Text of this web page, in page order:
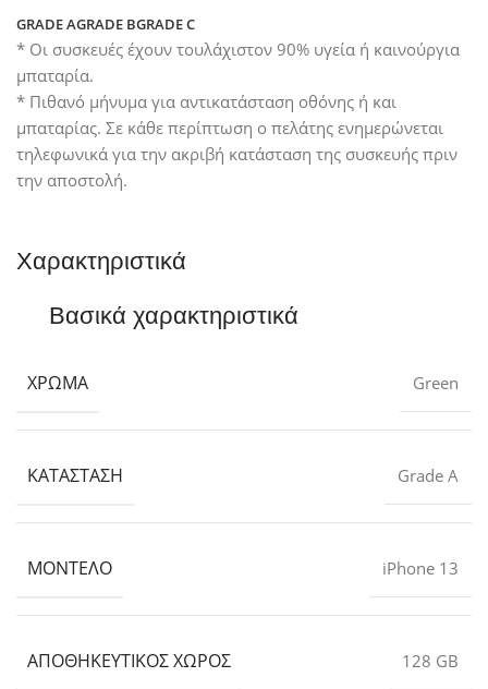
GRADE AGRADE BGRADE C
* Οι συσκευές έχουν τουλάχιστον 90% υγεία ή καινούργια
μπαταρία.
* Πιθανό μήνυμα για αντικατάσταση οθόνης ή και
μπαταρίας. Σε κάθε περίπτωση ο πελάτης ενημερώνεται
τηλεφωνικά για την ακριβή κατάσταση της συσκευής πριν
την αποστολή.
Χαρακτηριστικά
Βασικά χαρακτηριστικά
ΧΡΏΜΑ Green
ΚΑΤΆΣΤΑΣΗ Grade A
ΜΟΝΤΈΛΟ iPhone 13
ΑΠΟΘΗΚΕΥΤΙΚΌΣ ΧΏΡΟΣ 128 GB